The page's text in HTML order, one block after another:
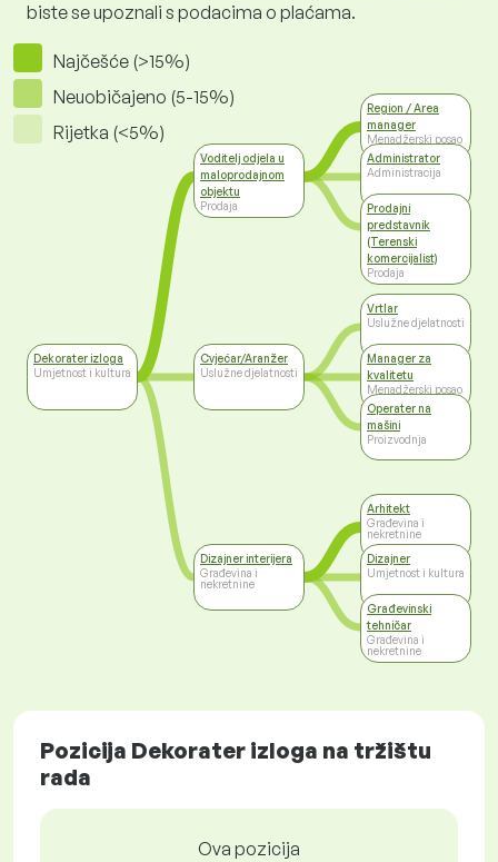
biste se upoznali s podacima o plaćama.
Najčešće (>15%)
Neuobičajeno (5-15%)
Rijetka (<5%)
Dekorater izloga
Umjetnost i kultura
Voditelj odjela u
maloprodajnom
objektu
Prodaja
Cvjećar/Aranžer
Uslužne djelatnosti
Dizajner interijera
Građevina i
nekretnine
Region / Area
manager
Menadžerski posao
Administrator
Administracija
Prodajni
predstavnik
(Terenski
komercijalist)
Prodaja
Vrtlar
Uslužne djelatnosti
Manager za
kvalitetu
Menadžerski posao
Operater na
mašini
Proizvodnja
Arhitekt
Građevina i
nekretnine
Dizajner
Umjetnost i kultura
Građevinski
tehničar
Građevina i
nekretnine
Pozicija Dekorater izloga na tržištu
rada
Ova pozicija